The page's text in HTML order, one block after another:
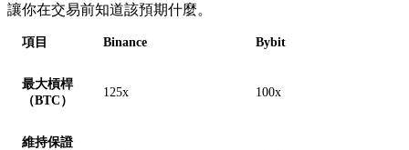
讓你在交易前知道該預期什麼。
項目 Binance Bybit
最大槓桿
（BTC）
125x 100x
維持保證